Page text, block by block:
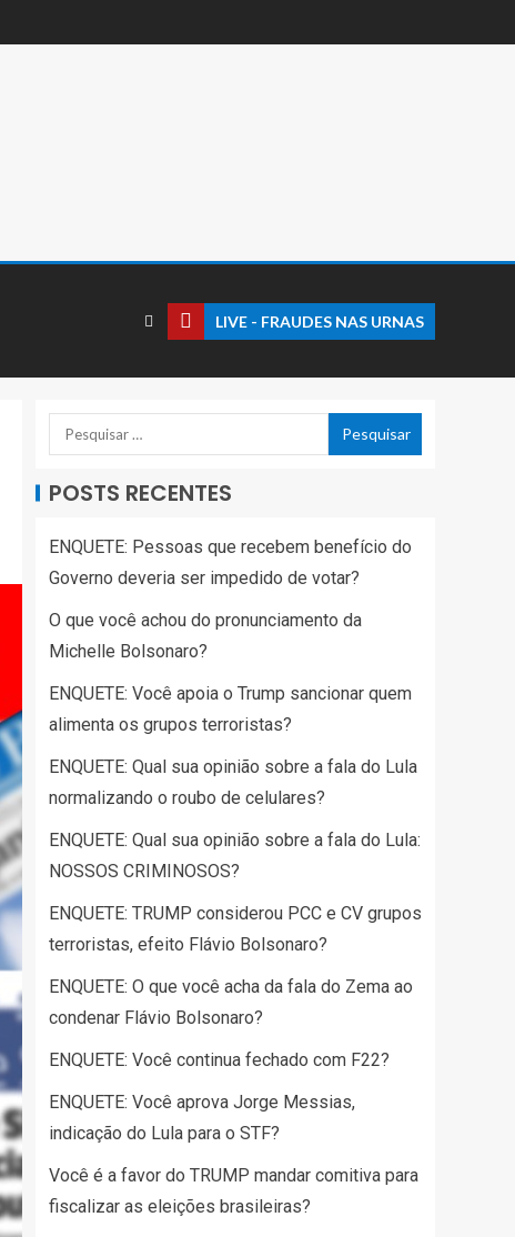
LIVE - FRAUDES NAS URNAS
POSTS RECENTES
ENQUETE: Pessoas que recebem benefício do
Governo deveria ser impedido de votar?
O que você achou do pronunciamento da
Michelle Bolsonaro?
ENQUETE: Você apoia o Trump sancionar quem
alimenta os grupos terroristas?
ENQUETE: Qual sua opinião sobre a fala do Lula
normalizando o roubo de celulares?
ENQUETE: Qual sua opinião sobre a fala do Lula:
NOSSOS CRIMINOSOS?
ENQUETE: TRUMP considerou PCC e CV grupos
terroristas, efeito Flávio Bolsonaro?
ENQUETE: O que você acha da fala do Zema ao
condenar Flávio Bolsonaro?
ENQUETE: Você continua fechado com F22?
ENQUETE: Você aprova Jorge Messias,
indicação do Lula para o STF?
Você é a favor do TRUMP mandar comitiva para
fiscalizar as eleições brasileiras?